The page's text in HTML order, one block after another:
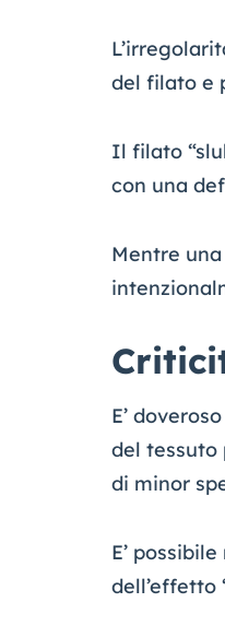
del filato e
Il filato
con una
Mentre
E’
del tessuto
di minor
E’
dell’effetto